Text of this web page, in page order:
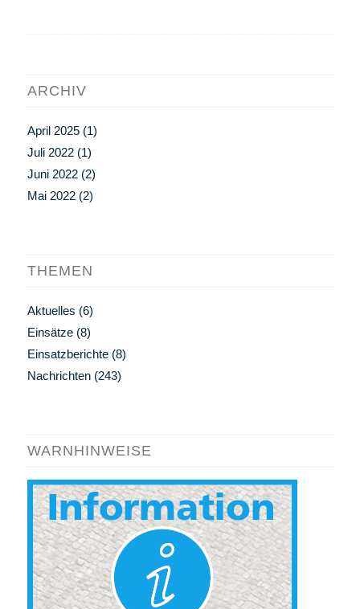
ARCHIV
April 2025(1)
Juli 2022(1)
Juni 2022(2)
Mai 2022(2)
THEMEN
Aktuelles (6)
Einsätze(8)
Einsatzberichte(8)
Nachrichten(243)
WARNHINWEISE